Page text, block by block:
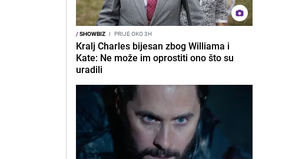
/SHOWBIZ I PRIJE OKO 3H
Kralj Charles bijesan zbog Williama i
Kate: Ne može im oprostiti ono što su
uradili